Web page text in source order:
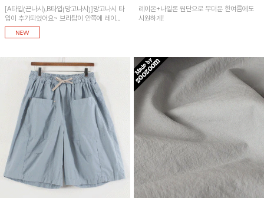
[A타입(끈나시),B타입(망고나시)]망고나시 타
입이 추가되었어요~ 브라탑이 안쪽에 레이어
드 되어 실용적인 나시!
레이온+나일론 원단으로 무더운 한여름에도
시원하게!